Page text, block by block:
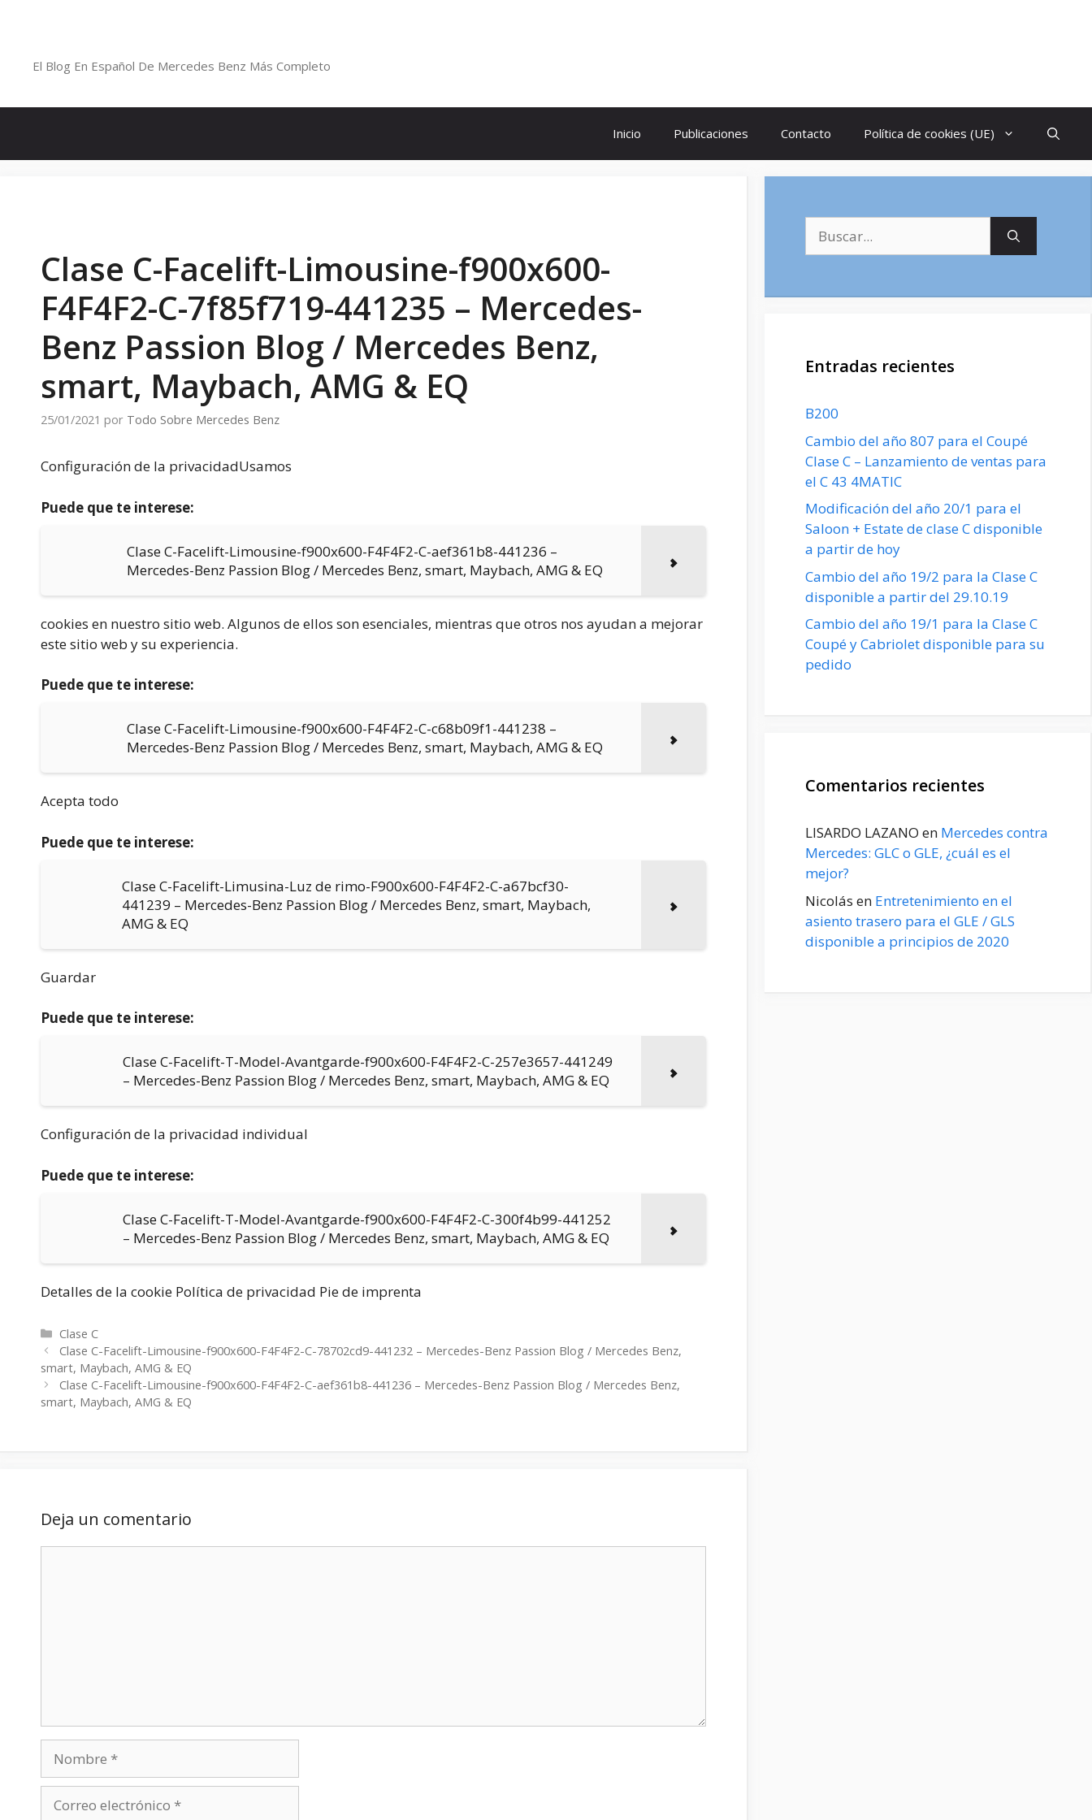
El Blog En Español De Mercedes Benz Más Completo
Inicio Publicaciones Contacto Política de cookies (UE)
Clase C-Facelift-Limousine-f900x600-
F4F4F2-C-7f85f719-441235 – Mercedes-
Benz Passion Blog / Mercedes Benz,
smart, Maybach, AMG & EQ
25/01/2021 por Todo Sobre Mercedes Benz
Configuración de la privacidadUsamos
Puede que te interese:
Clase C-Facelift-Limousine-f900x600-F4F4F2-C-aef361b8-441236 –
Mercedes-Benz Passion Blog / Mercedes Benz, smart, Maybach, AMG & EQ
cookies en nuestro sitio web. Algunos de ellos son esenciales, mientras que otros nos ayudan a mejorar
este sitio web y su experiencia.
Puede que te interese:
Clase C-Facelift-Limousine-f900x600-F4F4F2-C-c68b09f1-441238 –
Mercedes-Benz Passion Blog / Mercedes Benz, smart, Maybach, AMG & EQ
Acepta todo
Puede que te interese:
Clase C-Facelift-Limusina-Luz de rimo-F900x600-F4F4F2-C-a67bcf30-
441239 – Mercedes-Benz Passion Blog / Mercedes Benz, smart, Maybach,
AMG & EQ
Guardar
Puede que te interese:
Clase C-Facelift-T-Model-Avantgarde-f900x600-F4F4F2-C-257e3657-441249
– Mercedes-Benz Passion Blog / Mercedes Benz, smart, Maybach, AMG & EQ
Configuración de la privacidad individual
Puede que te interese:
Clase C-Facelift-T-Model-Avantgarde-f900x600-F4F4F2-C-300f4b99-441252
– Mercedes-Benz Passion Blog / Mercedes Benz, smart, Maybach, AMG & EQ
Detalles de la cookie Política de privacidad Pie de imprenta
Categorías
Clase C
Clase C-Facelift-Limousine-f900x600-F4F4F2-C-78702cd9-441232 – Mercedes-Benz Passion Blog / Mercedes Benz,
smart, Maybach, AMG & EQ
Clase C-Facelift-Limousine-f900x600-F4F4F2-C-aef361b8-441236 – Mercedes-Benz Passion Blog / Mercedes Benz,
smart, Maybach, AMG & EQ
Deja un comentario
electrónico
Entradas recientes
B200
Cambio del año 807 para el Coupé
Clase C – Lanzamiento de ventas para
el C 43 4MATIC
Modificación del año 20/1 para el
Saloon + Estate de clase C disponible
a partir de hoy
Cambio del año 19/2 para la Clase C
disponible a partir del 29.10.19
Cambio del año 19/1 para la Clase C
Coupé y Cabriolet disponible para su
pedido
Comentarios recientes
LISARDO LAZANO en Mercedes contra
Mercedes: GLC o GLE, ¿cuál es el
mejor?
Nicolás en Entretenimiento en el
asiento trasero para el GLE / GLS
disponible a principios de 2020